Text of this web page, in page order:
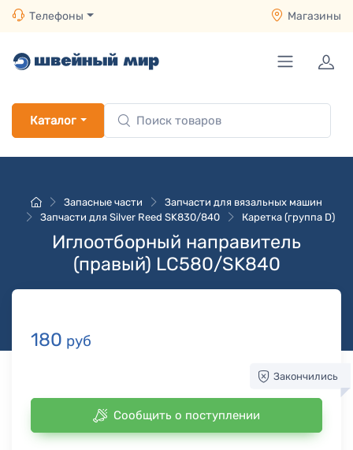
Телефоны Магазины
Каталог
Запасные части
Запчасти для вязальных машин
Запчасти для Silver Reed SK830/840
Каретка (группа D)
Иглоотборный направитель
(правый) LC580/SK840
180 руб
Закончились
Сообщить о поступлении